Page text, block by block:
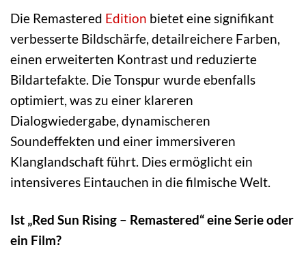
Die Remastered Edition bietet eine signifikant
verbesserte Bildschärfe, detailreichere Farben,
einen erweiterten Kontrast und reduzierte
Bildartefakte. Die Tonspur wurde ebenfalls
optimiert, was zu einer klareren
Dialogwiedergabe, dynamischeren
Soundeffekten und einer immersiveren
Klanglandschaft führt. Dies ermöglicht ein
intensiveres Eintauchen in die filmische Welt.
Ist „Red Sun Rising – Remastered“ eine Serie oder
ein Film?